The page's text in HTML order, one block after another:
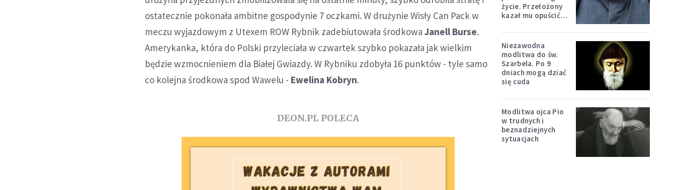
ostatecznie pokonała ambitne gospodynie 7 oczkami. W drużynie Wisły Can Pack w
meczu wyjazdowym z Utexem ROW Rybnik zadebiutowała środkowaJanell Burse.
Amerykanka, która do Polski przyleciała w czwartek szybko pokazała jak wielkim
będzie wzmocnieniem dla Białej Gwiazdy. W Rybniku zdobyła 16 punktów - tyle samo
co kolejna środkowa spod Wawelu - Ewelina Kobryn.
DEON.PL POLECA
życie. Przełożony
kazał mu opuścić
Niezawodna
modlitwa do św.
Szarbela. Po 9
dniach mogą dziać
się cuda
Modlitwa ojca Pio
w trudnych i
beznadziejnych
sytuacjach